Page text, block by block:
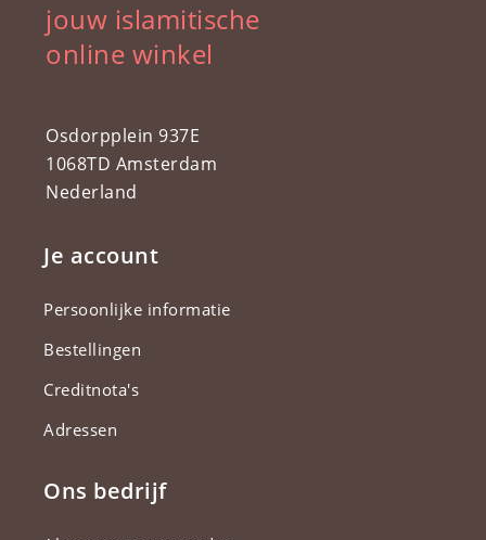
jouw islamitische
online winkel
Osdorpplein 937E
1068TD Amsterdam
Nederland
Je account
Persoonlijke informatie
Bestellingen
Creditnota's
Adressen
Ons bedrijf